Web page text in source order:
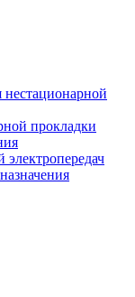
прокладки